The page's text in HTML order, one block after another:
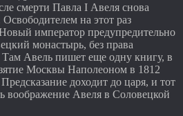
смерти Павла I Авеля снова
на этот раз
император предупредительно
монастырь, без права
Там Авель пишет еще одну книгу, в
Москвы Наполеоном в 1812
доходит до царя, и тот
воображение Авеля в Соловецкой